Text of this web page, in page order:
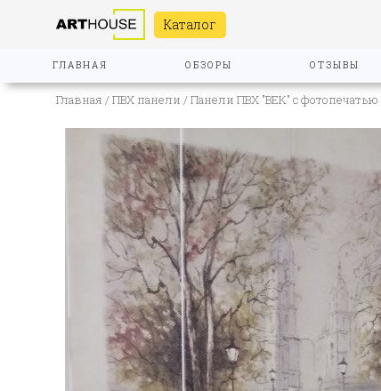
Каталог
ГЛАВНАЯ ОБЗОРЫ ОТЗЫВЫ
Главная /ПВХ панели /Панели ПВХ "ВЕК" с фотопечатью